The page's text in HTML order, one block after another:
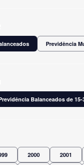
Previdência
Balanceados de 15-
2000 2001